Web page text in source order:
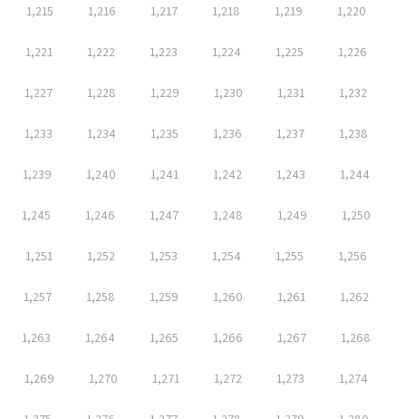
1,215 1,216 1,217 1,218 1,219 1,220
1,221 1,222 1,223 1,224 1,225 1,226
1,227 1,228 1,229 1,230 1,231 1,232
1,233 1,234 1,235 1,236 1,237 1,238
1,239 1,240 1,241 1,242 1,243 1,244
1,245 1,246 1,247 1,248 1,249 1,250
1,251 1,252 1,253 1,254 1,255 1,256
1,257 1,258 1,259 1,260 1,261 1,262
1,263 1,264 1,265 1,266 1,267 1,268
1,269 1,270 1,271 1,272 1,273 1,274